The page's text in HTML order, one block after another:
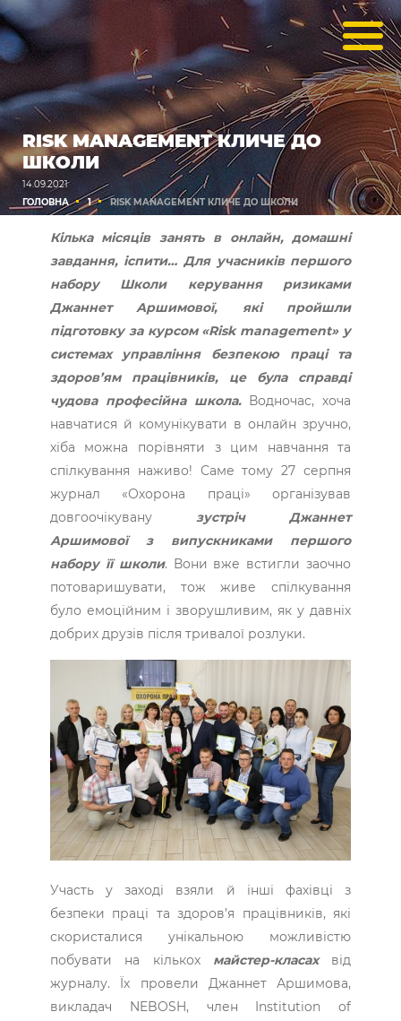
RISK MANAGEMENT КЛИЧЕ ДО
ШКОЛИ
14.09.2021
ГОЛОВНА
1 RISK MANAGEMENT КЛИЧЕ ДО ШКОЛИ
Кілька місяців занять в онлайн, домашні
завдання, іспити… Для учасників першого
набору Школи керування ризиками
Джаннет Аршимової, які пройшли
підготовку за курсом «Risk management» у
системах управління безпекою праці та
здоров’ям працівників, це була справді
чудова професійна школа. Водночас, хоча
навчатися й комунікувати в онлайн зручно,
хіба можна порівняти з цим навчання та
спілкування наживо! Саме тому 27 серпня
журнал «Охорона праці» організував
довгоочікувану зустріч Джаннет
Аршимової з випускниками першого
набору її школи. Вони вже встигли заочно
потоваришувати, тож живе спілкування
було емоційним і зворушливим, як у давніх
добрих друзів після тривалої розлуки.
Участь у заході взяли й інші фахівці з
безпеки праці та здоров’я працівників, які
скористалися унікальною можливістю
побувати на кількох майстер-класахвід
журналу. Їх провели Джаннет Аршимова,
викладач NEBOSH, член Institution of